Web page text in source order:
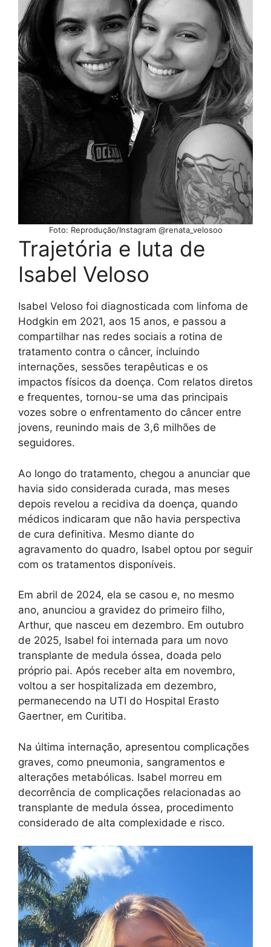
Foto: Reprodução/Instagram @renata_velosoo
Trajetória e luta de
Isabel Veloso
Isabel Veloso foi diagnosticada com linfoma de
Hodgkin em 2021, aos 15 anos, e passou a
compartilhar nas redes sociais a rotina de
tratamento contra o câncer, incluindo
internações, sessões terapêuticas e os
impactos físicos da doença. Com relatos diretos
e frequentes, tornou-se uma das principais
vozes sobre o enfrentamento do câncer entre
jovens, reunindo mais de 3,6 milhões de
seguidores.
Ao longo do tratamento, chegou a anunciar que
havia sido considerada curada, mas meses
depois revelou a recidiva da doença, quando
médicos indicaram que não havia perspectiva
de cura definitiva. Mesmo diante do
agravamento do quadro, Isabel optou por seguir
com os tratamentos disponíveis.
Em abril de 2024, ela se casou e, no mesmo
ano, anunciou a gravidez do primeiro filho,
Arthur, que nasceu em dezembro. Em outubro
de 2025, Isabel foi internada para um novo
transplante de medula óssea, doada pelo
próprio pai. Após receber alta em novembro,
voltou a ser hospitalizada em dezembro,
permanecendo na UTI do Hospital Erasto
Gaertner, em Curitiba.
Na última internação, apresentou complicações
graves, como pneumonia, sangramentos e
alterações metabólicas. Isabel morreu em
decorrência de complicações relacionadas ao
transplante de medula óssea, procedimento
considerado de alta complexidade e risco.